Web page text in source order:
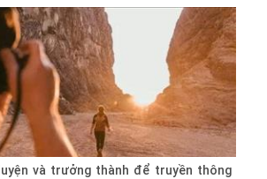
và trưởng thành để truyền thông